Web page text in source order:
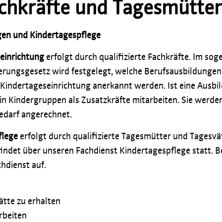
und
und Kindertagespflege
erfolgt durch qualifizierte Fachkräfte. Im
wird festgelegt, welche
anerkannt werden. Ist eine
Kindergruppen als Zusatzkräfte mitarbeiten. Sie
angerechnet.
erfolgt durch qualifizierte Tagesmütter und
über unseren Fachdienst Kindertagespflege statt.
auf.
zu erhalten